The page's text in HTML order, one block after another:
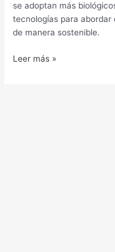
se adoptan más
tecnologías para abordar
de manera sostenible.
Leer más »